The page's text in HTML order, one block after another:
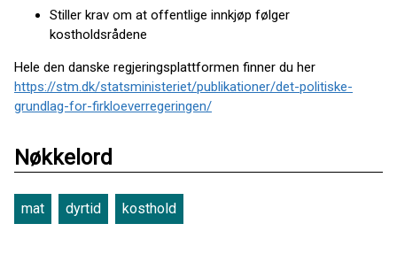
Stiller krav om at offentlige innkjøp følger
kostholdsrådene
Hele den danske regjeringsplattformen finner du her
https://stm.dk/statsministeriet/publikationer/det-politiske-
grundlag-for-firkloeverregeringen/
Nøkkelord
mat dyrtid kosthold